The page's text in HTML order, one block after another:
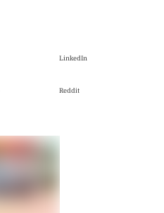
LinkedIn
Reddit